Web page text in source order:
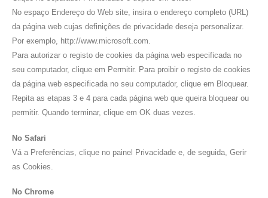
No espaço Endereço do Web site, insira o endereço completo (URL)
da página web cujas definições de privacidade deseja personalizar.
Por exemplo, http://www.microsoft.com.
Para autorizar o registo de cookies da página web especificada no
seu computador, clique em Permitir. Para proibir o registo de cookies
da página web especificada no seu computador, clique em Bloquear.
Repita as etapas 3 e 4 para cada página web que queira bloquear ou
permitir. Quando terminar, clique em OK duas vezes.
No Safari
Vá a Preferências, clique no painel Privacidade e, de seguida, Gerir
as Cookies.
No Chrome